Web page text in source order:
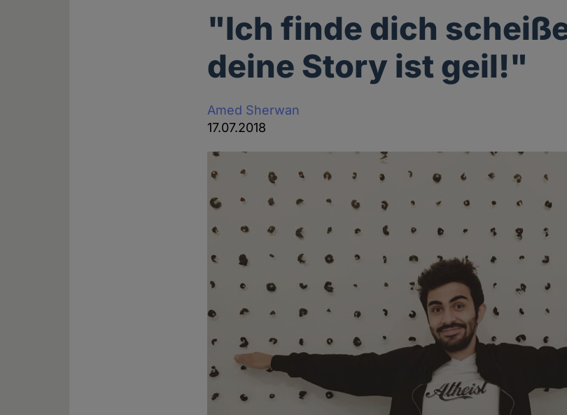
"Ich finde dich
deine Story ist geil!"
Amed Sherwan
17.07.2018